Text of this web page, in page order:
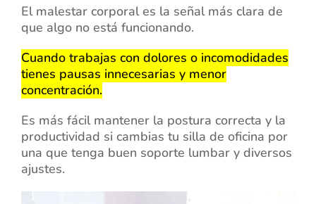
El malestar corporal es la señal más clara de
que algo no está funcionando.
Cuando trabajas con dolores o incomodidades
tienes pausas innecesarias y menor
concentración.
Es más fácil mantener la postura correcta y la
productividad si cambias tu silla de oficina por
una que tenga buen soporte lumbar y diversos
ajustes.